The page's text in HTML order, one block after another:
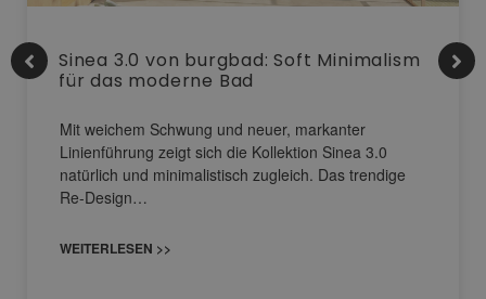
Sinea 3.0 von burgbad: Soft Minimalism
für das moderne Bad
Mit weichem Schwung und neuer, markanter
Linienführung zeigt sich die Kollektion Sinea 3.0
natürlich und minimalistisch zugleich. Das trendige
Re-Design…
WEITERLESEN >>